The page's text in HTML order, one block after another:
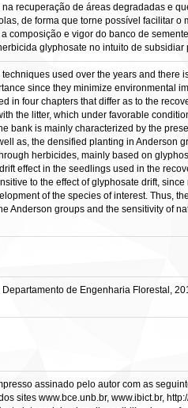
recuperação de áreas degradadas e
de forma que torne possível facilitar
composição e vigor do banco de
glyphosate no intuito de
used over the years and
since they minimize environmental
in four chapters that differ as to the
the litter, which under favorable
bank is mainly characterized by the
as, the densified planting in Anderson
herbicides, mainly based on
effect in the seedlings used in the
to the effect of glyphosate drift,
of the species of interest. Thus,
Anderson groups and the sensitivity of
de Engenharia Florestal,
assinado pelo autor com as
sites www.bce.unb.br, www.ibict.br,